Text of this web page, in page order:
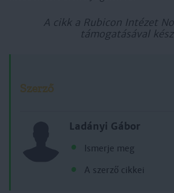
A cikk a Rubicon Intézet
támogatásával
Szerző
Ladányi Gábor
Ismerje meg
A szerző cikkei